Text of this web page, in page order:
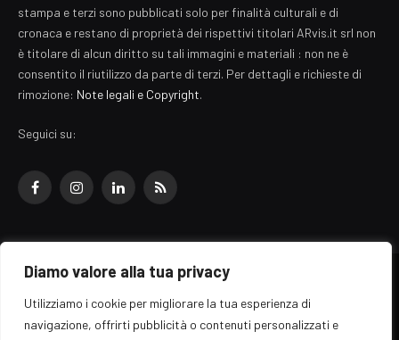
Diamo valore alla tua privacy
Utilizziamo i cookie per migliorare la tua esperienza di
navigazione, offrirti pubblicità o contenuti personalizzati e
stampa e terzi sono pubblicati solo per finalità culturali e di
cronaca e restano di proprietà dei rispettivi titolari ARvis.it srl non
è titolare di alcun diritto su tali immagini e materiali : non ne è
consentito il riutilizzo da parte di terzi. Per dettagli e richieste di
rimozione: Note legali e Copyright.
Seguici su:
FacebookInstagramLinkedInRSS
© 2026 EZ Rome Designed by ARvis.it
Il portale EZ Rome e' una testata giornalistica di carattere generalista
registrata al tribunale di Roma - Numero 389/2008